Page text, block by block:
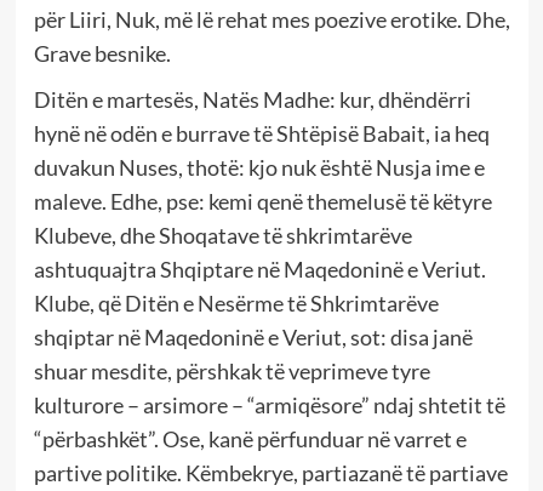
për Liiri, Nuk, më lë rehat mes poezive erotike. Dhe,
Grave besnike.
Ditën e martesës, Natës Madhe: kur, dhëndërri
hynë në odën e burrave të Shtëpisë Babait, ia heq
duvakun Nuses, thotë: kjo nuk është Nusja ime e
maleve. Edhe, pse: kemi qenë themelusë të këtyre
Klubeve, dhe Shoqatave të shkrimtarëve
ashtuquajtra Shqiptare në Maqedoninë e Veriut.
Klube, që Ditën e Nesërme të Shkrimtarëve
shqiptar në Maqedoninë e Veriut, sot: disa janë
shuar mesdite, përshkak të veprimeve tyre
kulturore – arsimore – “armiqësore” ndaj shtetit të
“përbashkët”. Ose, kanë përfunduar në varret e
partive politike. Këmbekrye, partiazanë të partiave